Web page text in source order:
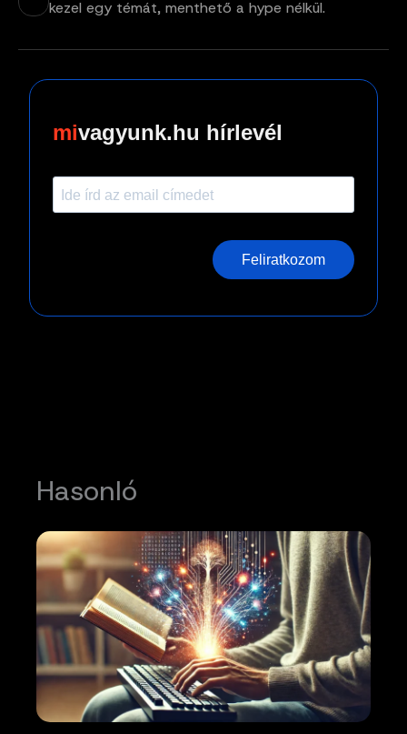
kezel egy témát, menthető a hype nélkül.
vagyunk.hu hírlevél
Feliratkozom
Hasonló